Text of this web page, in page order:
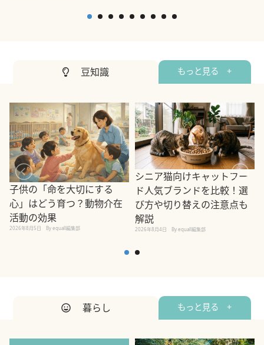
豆知識 もっと見る +
子供の「命を大切にする
心」はどう育つ？動物介在
活動の効果
2026年8月5日 By equall編集部
シニア猫向けキャットフー
ド人気ブランドを比較！選
び方や切り替えの注意点も
解説
2026年8月4日 By equall編集部
暮らし もっと見る +